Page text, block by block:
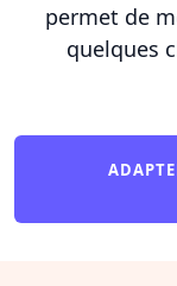
permet de
quelques